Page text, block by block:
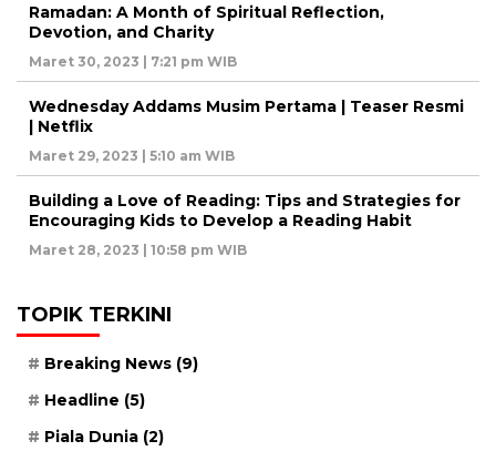
Ramadan: A Month of Spiritual Reflection,
Devotion, and Charity
Maret 30, 2023 | 7:21 pm WIB
Wednesday Addams Musim Pertama | Teaser Resmi
| Netflix
Maret 29, 2023 | 5:10 am WIB
Building a Love of Reading: Tips and Strategies for
Encouraging Kids to Develop a Reading Habit
Maret 28, 2023 | 10:58 pm WIB
TOPIK TERKINI
Breaking News (9)
Headline (5)
Piala Dunia (2)